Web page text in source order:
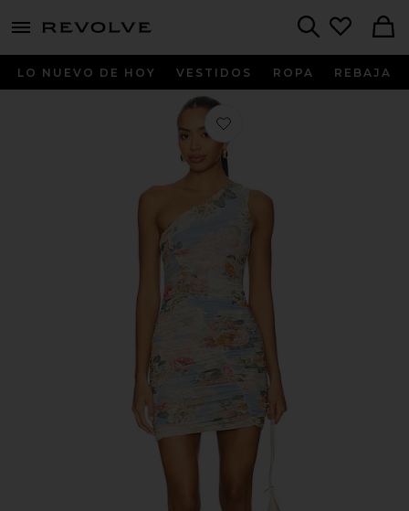
menu - shows more content
LO NUEVO DE HOY VESTIDOS ROPA REBAJA
Favorito VESTIDO EMERY